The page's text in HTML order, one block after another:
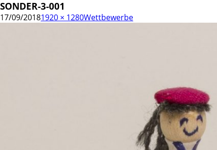
SONDER-3-001
17/09/20181920 × 1280Wettbewerbe